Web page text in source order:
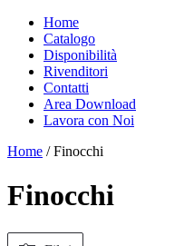
Home
Catalogo
Disponibilità
Rivenditori
Contatti
Area Download
Lavora con Noi
Home / Finocchi
Finocchi